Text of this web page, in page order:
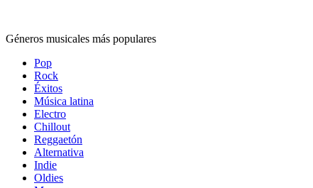
Géneros musicales más populares
Pop
Rock
Éxitos
Música latina
Electro
Chillout
Reggaetón
Alternativa
Indie
Oldies